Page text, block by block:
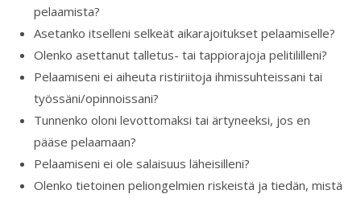
pelaamista?
Asetanko itselleni selkeät aikarajoitukset pelaamiselle?
Olenko asettanut talletus- tai tappiorajoja pelitililleni?
Pelaamiseni ei aiheuta ristiriitoja ihmissuhteissani tai
työssäni/opinnoissani?
Tunnenko oloni levottomaksi tai ärtyneeksi, jos en
pääse pelaamaan?
Pelaamiseni ei ole salaisuus läheisilleni?
Olenko tietoinen peliongelmien riskeistä ja tiedän, mistä